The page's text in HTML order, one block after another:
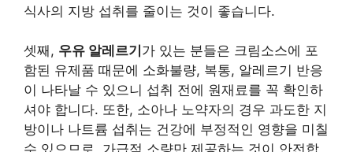
식사의 지방 섭취를 줄이는 것이 좋습니다.
셋째, 우유 알레르기 가 있는 분들은 크림소스에 포
함된 유제품 때문에 소화불량, 복통, 알레르기 반응
이 나타날 수 있으니 섭취 전에 원재료를 꼭 확인하
셔야 합니다. 또한, 소아나 노약자의 경우 과도한 지
방이나 나트륨 섭취는 건강에 부정적인 영향을 미칠
수 있으므로, 가급적 소량만 제공하는 것이 안전합